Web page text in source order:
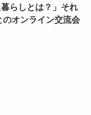
らしとは？」それ
オンライン交流会